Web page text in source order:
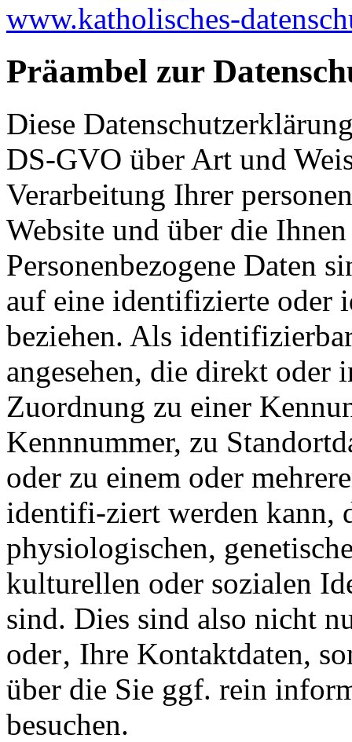
www.katholisches-
Präambel zur
Diese
DS-GVO über Art und
Verarbeitung Ihrer
Website und über die
Personenbezogene Daten
auf eine identifizierte oder
beziehen. Als
angesehen, die direkt oder
Zuordnung zu einer
Kennnummer, zu
oder zu einem oder
identifi-ziert werden kann,
physiologischen,
kulturellen oder sozialen
sind. Dies sind also nicht
oder‚ Ihre Kontaktdaten,
über die Sie ggf. rein
besuchen.